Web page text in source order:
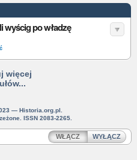
wyścig po władzę
więcej
— Historia.org.pl.
ISSN 2083-2265.
WŁĄCZ WYŁĄCZ